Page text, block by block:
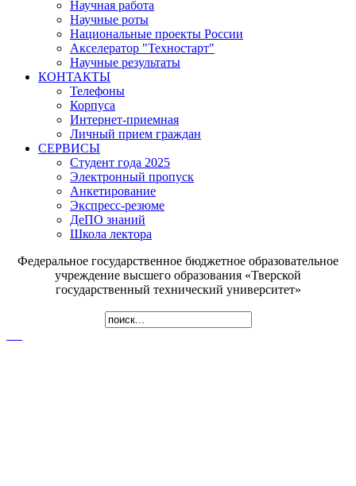
Научная работа
Научные роты
Национальные проекты России
Акселератор "Техностарт"
Научные результаты
КОНТАКТЫ
Телефоны
Корпуса
Интернет-приемная
Личный прием граждан
СЕРВИСЫ
Студент года 2025
Электронный пропуск
Анкетирование
Экспресс-резюме
ДеПО знаний
Школа лектора
Федеральное государственное бюджетное образовательное
учреждение высшего образования «Тверской
государственный технический университет»